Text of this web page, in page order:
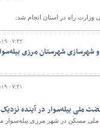
وزارت راه در استان انجام شد.
۱۴۰۴-
و شهرسازی شهرستان مرزی
۱۴۰۴-
در قالب طرح نهضت ملی مسکن در شهر مرزی